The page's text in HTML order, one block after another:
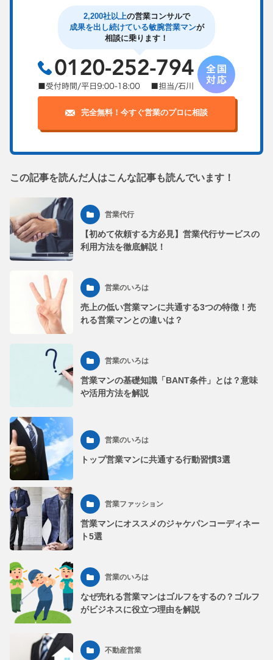
2,200社以上の営業コンサルで
成果を出し続けている敏腕営業マンが
相談に乗ります！
完全無料！今すぐ営業のプロに相談
この記事を読んだ人はこんな記事も読んでいます！
営業代行
【初めて依頼する方必見】営業代行サービスの
利用方法を徹底解説！
営業のいろは
売上の低い営業マンに共通する3つの特徴！売
れる営業マンとの違いは？
営業のいろは
営業マンの基礎知識「BANT条件」とは？意味
や活用方法を解説
営業のいろは
トップ営業マンに共通する行動習慣3選
営業ファッション
営業マンにオススメのジャケパンコーディネー
ト5選
営業のいろは
なぜ売れる営業マンはゴルフをするの？ゴルフ
がビジネスに役立つ理由を解説
不動産営業